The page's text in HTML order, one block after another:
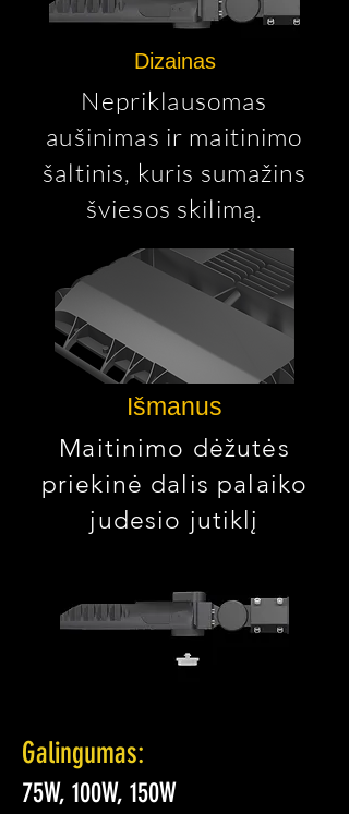
Dizainas
Nepriklausomas
aušinimas ir maitinimo
šaltinis, kuris sumažins
šviesos skilimą.
Išmanus
Maitinimo dėžutės
priekinė dalis palaiko
judesio jutiklį
Galingumas:
75W, 100W, 150W